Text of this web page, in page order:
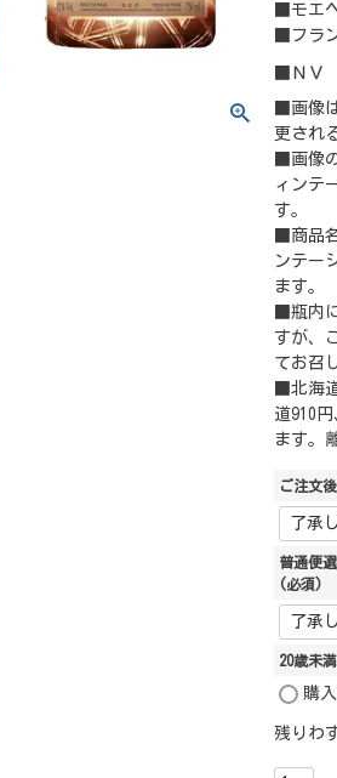
■モエ
■フラ
■ＮＶ
■画像
更され
■画像
ィンテ
す。
■商品
ンテー
ます。
■瓶内
すが、
てお召
■北海
道910
ます。
ご注文
普通便
(必須)
20歳未
購
残りわ